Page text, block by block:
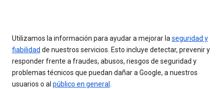
Utilizamos la información para ayudar a mejorar laseguridad y
fiabilidad de nuestros servicios. Esto incluye detectar, prevenir y
responder frente a fraudes, abusos, riesgos de seguridad y
problemas técnicos que puedan dañar a Google, a nuestros
usuarios o al público en general.